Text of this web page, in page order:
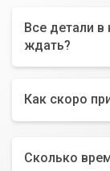
Все детали
ждать?
Как скоро
Сколько